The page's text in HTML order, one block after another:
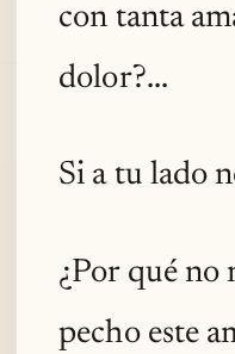
con tanta
dolor?...
Si a tu lado
¿Por qué no
pecho este